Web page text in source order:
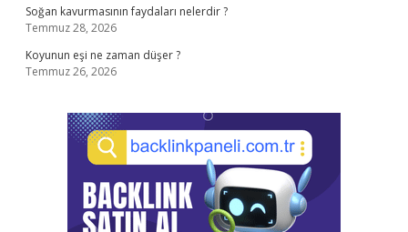
Soğan kavurmasının faydaları nelerdir ?
Temmuz 28, 2026
Koyunun eşi ne zaman düşer ?
Temmuz 26, 2026